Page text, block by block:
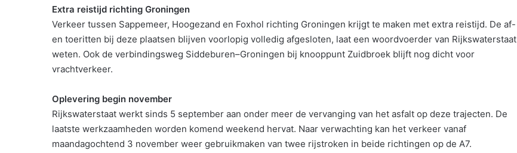
Extra reistijd richting Groningen
Verkeer tussen Sappemeer, Hoogezand en Foxhol richting Groningen krijgt te maken met extra reistijd. De af-
en toeritten bij deze plaatsen blijven voorlopig volledig afgesloten, laat een woordvoerder van Rijkswaterstaat
weten. Ook de verbindingsweg Siddeburen–Groningen bij knooppunt Zuidbroek blijft nog dicht voor
vrachtverkeer.
Oplevering begin november
Rijkswaterstaat werkt sinds 5 september aan onder meer de vervanging van het asfalt op deze trajecten. De
laatste werkzaamheden worden komend weekend hervat. Naar verwachting kan het verkeer vanaf
maandagochtend 3 november weer gebruikmaken van twee rijstroken in beide richtingen op de A7.